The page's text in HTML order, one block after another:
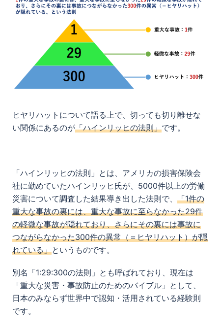
ヒヤリハットについて語る上で、切っても切り離せな
い関係にあるのが「ハインリッヒの法則」です。
「ハインリッヒの法則」とは、アメリカの損害保険会
社に勤めていたハインリッヒ氏が、5000件以上の労働
災害について調査した結果導き出した法則で、 「1件の
重大な事故の裏には、重大な事故に至らなかった29件
の軽微な事故が隠れており、さらにその裏には事故に
つながらなかった300件の異常（＝ヒヤリハット）が隠
れている」というものです。
別名「1:29:300の法則」とも呼ばれており、現在は
「重大な災害・事故防止のためのバイブル」として、
日本のみならず世界中で認知・活用されている経験則
です。